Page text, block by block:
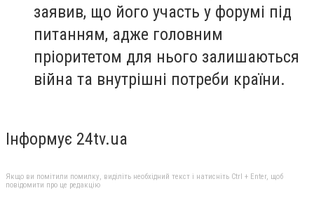
заявив, що його участь у форумі під
питанням, адже головним
пріоритетом для нього залишаються
війна та внутрішні потреби країни.
Інформує 24tv.ua
Якщо ви помітили помилку, виділіть необхідний текст і натисніть Ctrl + Enter, щоб
повідомити про це редакцію